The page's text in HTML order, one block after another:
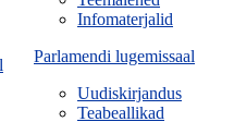
Infomaterjalid
Parlamendi lugemissaal
Uudiskirjandus
Teabeallikad